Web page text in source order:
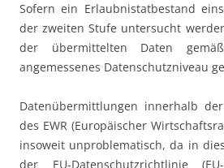
Sofern ein Erlaubnistatbestand
der zweiten Stufe untersucht
der übermittelten Daten
angemessenes Datenschutzniveau
Datenübermittlungen innerhalb
des EWR (Europäischer
insoweit unproblematisch, da in
der EU-Datenschutzrichtlinie